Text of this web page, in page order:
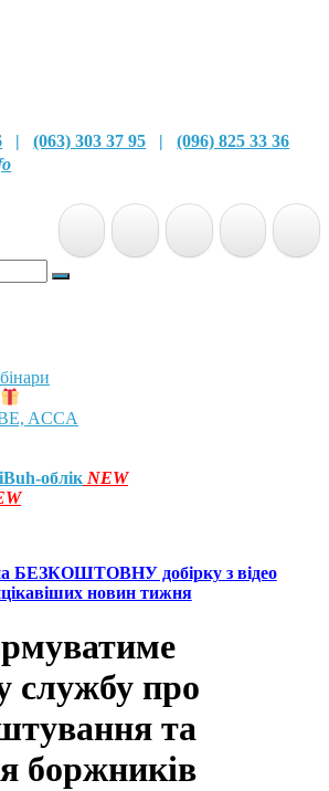
|(063) 303 37 95 |(096) 825 33 36
ACCA
облік NEW
БЕЗКОШТОВНУ добірку з відео
новин тижня
службу про
та
боржників